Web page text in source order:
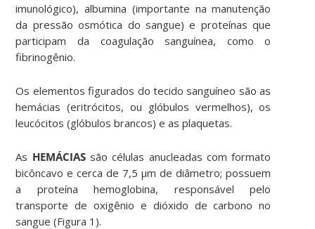
imunológico), albumina (importante na manutenção
da pressão osmótica do sangue) e proteínas que
participam da coagulação sanguínea, como o
fibrinogênio.
Os elementos figurados do tecido sanguíneo são as
hemácias (eritrócitos, ou glóbulos vermelhos), os
leucócitos (glóbulos brancos) e as plaquetas.
As HEMÁCIASsão células anucleadas com formato
bicôncavo e cerca de 7,5 µm de diâmetro; possuem
a proteína hemoglobina, responsável pelo
transporte de oxigênio e dióxido de carbono no
sangue (Figura 1).